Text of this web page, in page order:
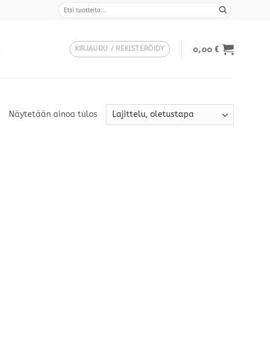
KIRJAUDU / REKISTERÖIDY 0,00€
Näytetään ainoa tulos